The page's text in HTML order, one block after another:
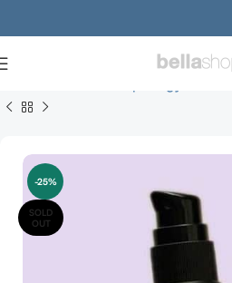
-25%
SOLD
OUT